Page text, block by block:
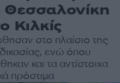
Θεσσαλονίκη
Κιλκίς
στο πλαίσιο της
ενώ όπου
και τα αντίστοιχα
πρόστιμα